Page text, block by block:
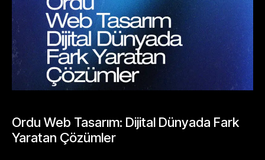
Ordu Web Tasarım: Dijital Dünyada Fark
Yaratan Çözümler